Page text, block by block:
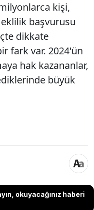
kişi,
başvurusu
dikkate
fark var. 2024'ün
hak kazananlar,
büyük
okuyacağınız haberi